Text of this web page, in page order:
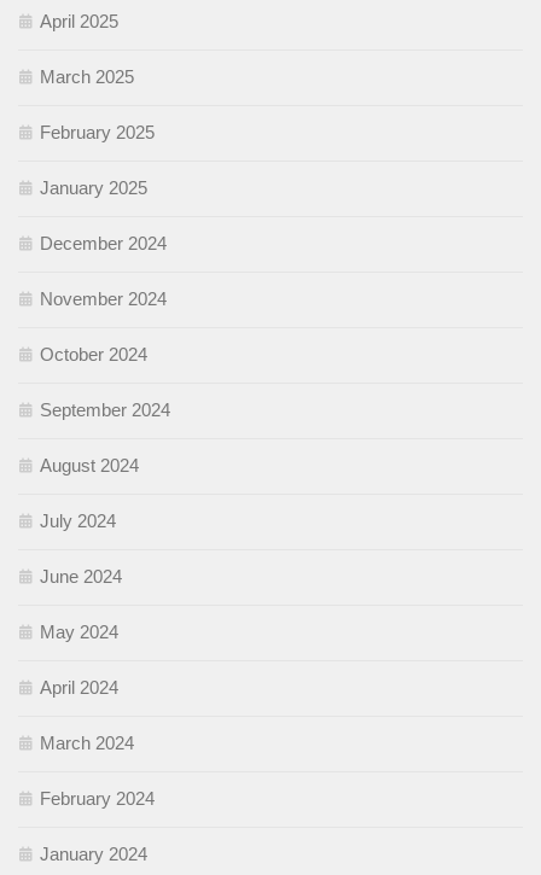
April 2025
March 2025
February 2025
January 2025
December 2024
November 2024
October 2024
September 2024
August 2024
July 2024
June 2024
May 2024
April 2024
March 2024
February 2024
January 2024